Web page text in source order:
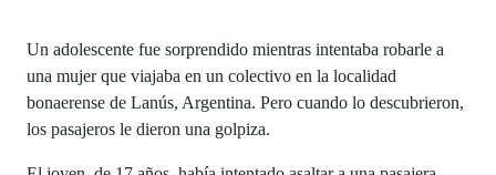
Un adolescente fue sorprendido mientras intentaba robarle a
una mujer que viajaba en un colectivo en la localidad
bonaerense de Lanús, Argentina. Pero cuando lo descubrieron,
los pasajeros le dieron una golpiza.